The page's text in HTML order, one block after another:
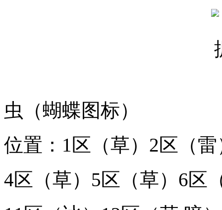
虫（蝴蝶图标）
位置：1区（草）2区（雷
4区（草）5区（草）6区